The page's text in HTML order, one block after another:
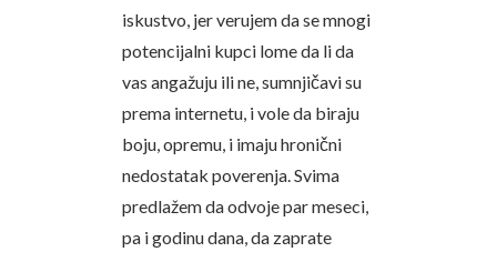
iskustvo, jer verujem da se mnogi
potencijalni kupci lome da li da
vas angažuju ili ne, sumnjičavi su
prema internetu, i vole da biraju
boju, opremu, i imaju hronični
nedostatak poverenja. Svima
predlažem da odvoje par meseci,
pa i godinu dana, da zaprate